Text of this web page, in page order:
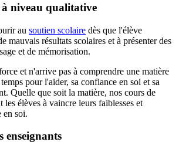
niveau qualitative
au soutien scolaire dès que l'élève
mauvais résultats scolaires et à présenter des
et de mémorisation.
et n'arrive pas à comprendre une matière
pour l'aider, sa confiance en soi et sa
Quelle que soit la matière, nos cours de
les élèves à vaincre leurs faiblesses et
en soi.
enseignants